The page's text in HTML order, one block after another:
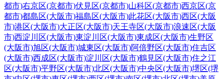
都市)右京区(京都市)伏見区(京都市)山科区(京都市)西京区(京
都市)都島区(大阪市)福島区(大阪市)此花区(大阪市)西区(大阪
市)港区(大阪市)大正区(大阪市)天王寺区(大阪市)浪速区(大阪
市)西淀川区(大阪市)東淀川区(大阪市)東成区(大阪市)生野区
(大阪市)旭区(大阪市)城東区(大阪市)阿倍野区(大阪市)住吉区
(大阪市)西成区(大阪市)淀川区(大阪市)鶴見区(大阪市)住之江
区(大阪市)平野区(大阪市)北区(大阪市)中央区(大阪市)堺区(堺